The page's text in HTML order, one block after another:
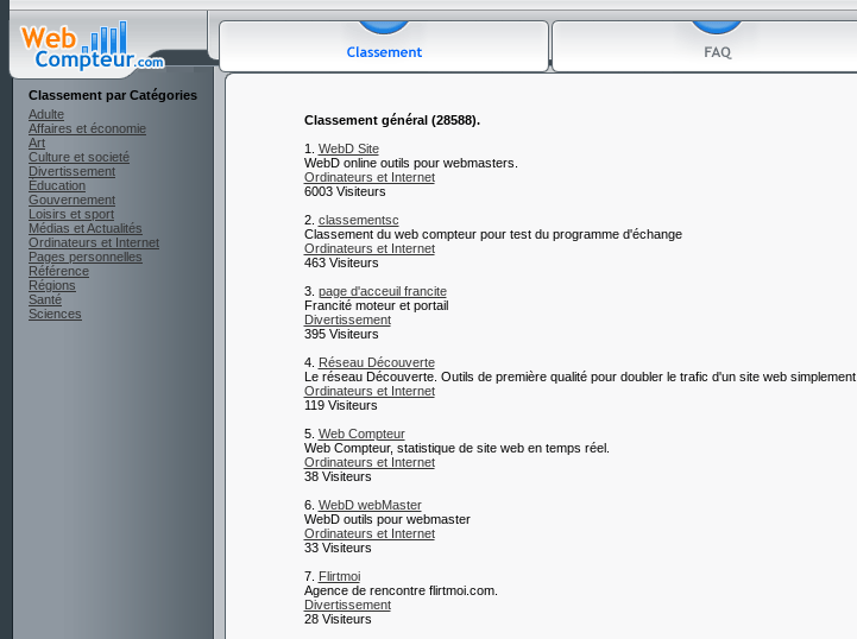
Classement par Catégories
Adulte
Affaires et économie
Art
Culture et societé
Divertissement
Éducation
Gouvernement
Loisirs et sport
Médias et Actualités
Ordinateurs et Internet
Pages personnelles
Référence
Régions
Santé
Sciences
Classement général (28588).
1. WebD Site
WebD online outils pour webmasters.
Ordinateurs et Internet
6003 Visiteurs
2. classementsc
Classement du web compteur pour test du programme d'échange
Ordinateurs et Internet
463 Visiteurs
3. page d'acceuil francite
Francité moteur et portail
Divertissement
395 Visiteurs
4. Réseau Découverte
Le réseau Découverte. Outils de première qualité pour doubler le trafic d'un site web simplement.
Ordinateurs et Internet
119 Visiteurs
5. Web Compteur
Web Compteur, statistique de site web en temps réel.
Ordinateurs et Internet
38 Visiteurs
6. WebD webMaster
WebD outils pour webmaster
Ordinateurs et Internet
33 Visiteurs
7. Flirtmoi
Agence de rencontre flirtmoi.com.
Divertissement
28 Visiteurs